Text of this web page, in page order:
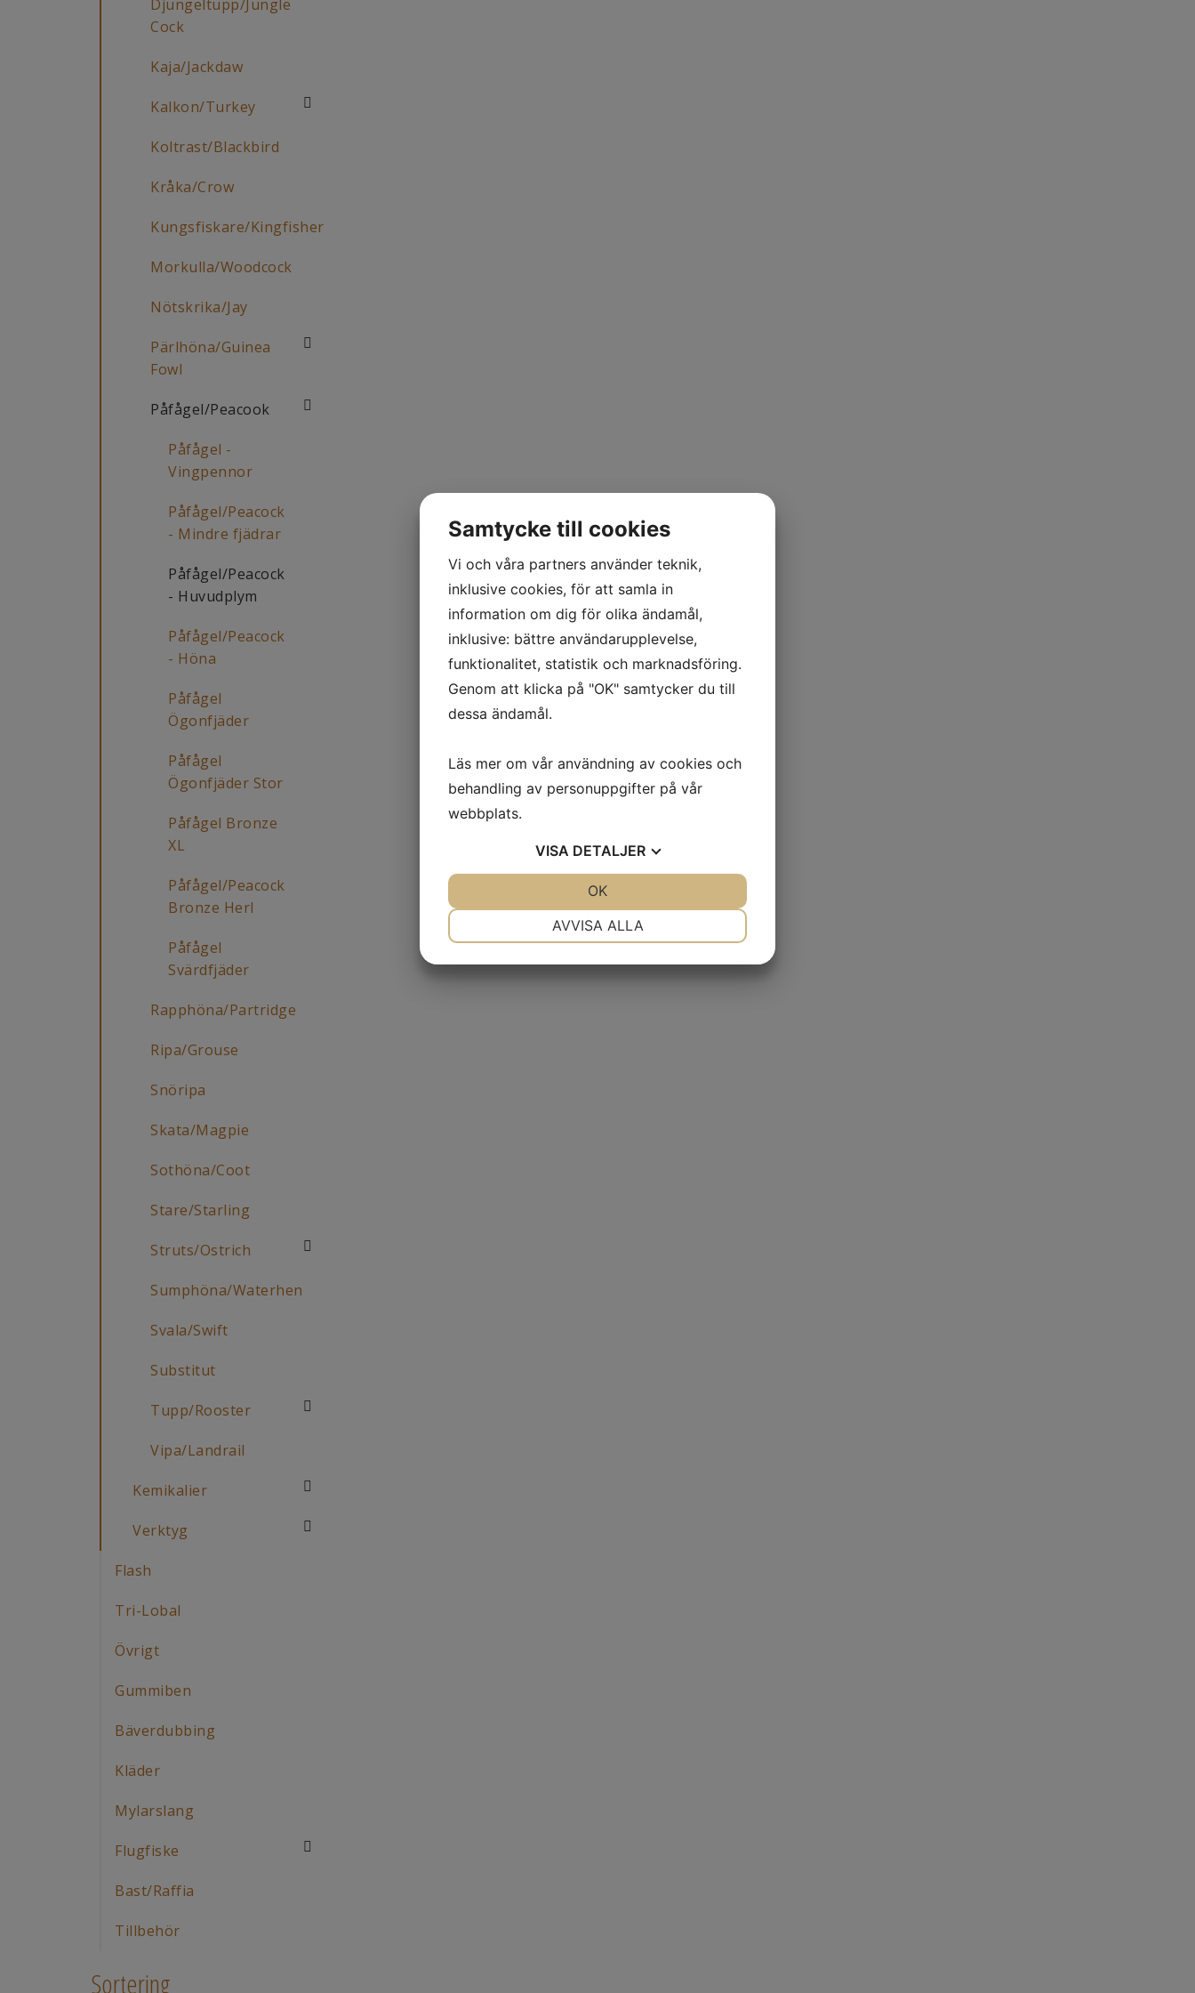
Djungeltupp/Jungle
Cock
Kaja/Jackdaw
Kalkon/Turkey
Koltrast/Blackbird
Kråka/Crow
Kungsfiskare/Kingfisher
Morkulla/Woodcock
Nötskrika/Jay
Pärlhöna/Guinea
Fowl
Påfågel/Peacook
Påfågel -
Vingpennor
Påfågel/Peacock
- Mindre fjädrar
Påfågel/Peacock
- Huvudplym
Påfågel/Peacock
- Höna
Påfågel
Ögonfjäder
Påfågel
Ögonfjäder Stor
Påfågel Bronze
XL
Påfågel/Peacock
Bronze Herl
Påfågel
Svärdfjäder
Rapphöna/Partridge
Ripa/Grouse
Snöripa
Skata/Magpie
Sothöna/Coot
Stare/Starling
Struts/Ostrich
Sumphöna/Waterhen
Svala/Swift
Substitut
Tupp/Rooster
Vipa/Landrail
Kemikalier
Verktyg
Flash
Tri-Lobal
Övrigt
Gummiben
Bäverdubbing
Kläder
Mylarslang
Flugfiske
Bast/Raffia
Tillbehör
Sortering
Samtycke till cookies
Vi och våra partners använder teknik,
inklusive cookies, för att samla in
information om dig för olika ändamål,
inklusive: bättre användarupplevelse,
funktionalitet, statistik och marknadsföring.
Genom att klicka på "OK" samtycker du till
dessa ändamål.
Läs mer om vår användning av cookies och
behandling av personuppgifter på vår
webbplats.
VISA DETALJER
AVVISA ALLA
OK